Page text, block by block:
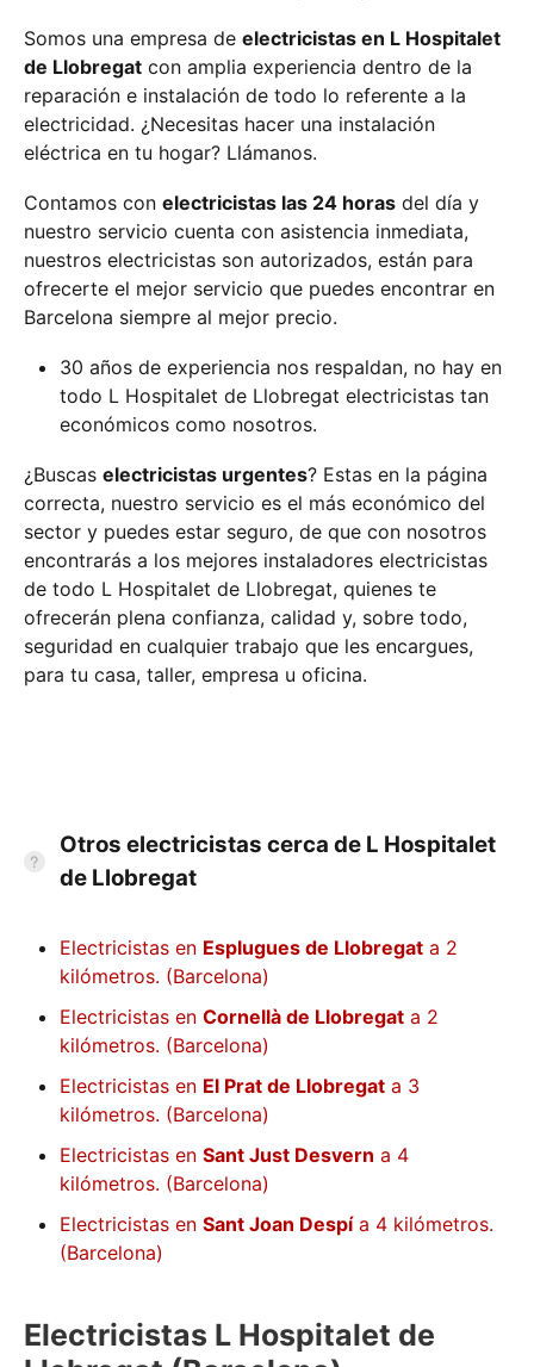
Somos una empresa de electricistas en L Hospitalet
de Llobregat con amplia experiencia dentro de la
reparación e instalación de todo lo referente a la
electricidad. ¿Necesitas hacer una instalación
eléctrica en tu hogar? Llámanos.
Contamos con electricistas las 24 horas del día y
nuestro servicio cuenta con asistencia inmediata,
nuestros electricistas son autorizados, están para
ofrecerte el mejor servicio que puedes encontrar en
Barcelona siempre al mejor precio.
30 años de experiencia nos respaldan, no hay en
todo L Hospitalet de Llobregat electricistas tan
económicos como nosotros.
¿Buscas electricistas urgentes? Estas en la página
correcta, nuestro servicio es el más económico del
sector y puedes estar seguro, de que con nosotros
encontrarás a los mejores instaladores electricistas
de todo L Hospitalet de Llobregat, quienes te
ofrecerán plena confianza, calidad y, sobre todo,
seguridad en cualquier trabajo que les encargues,
para tu casa, taller, empresa u oficina.
Otros electricistas cerca de L Hospitalet
de Llobregat
Electricistas en Esplugues de Llobregat a 2
kilómetros. (Barcelona)
Electricistas en Cornellà de Llobregat a 2
kilómetros. (Barcelona)
Electricistas en El Prat de Llobregat a 3
kilómetros. (Barcelona)
Electricistas en Sant Just Desvern a 4
kilómetros. (Barcelona)
Electricistas en Sant Joan Despía 4 kilómetros.
(Barcelona)
Electricistas L Hospitalet de